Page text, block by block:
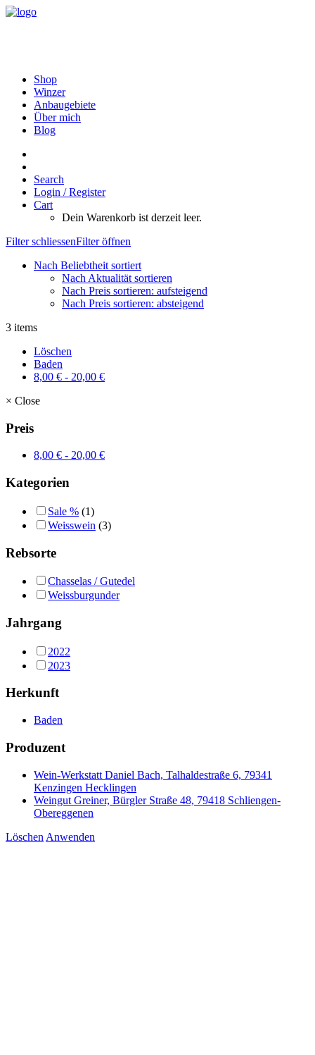
Shop
Winzer
Anbaugebiete
Über mich
Blog
Search
Login / Register
Cart
Dein Warenkorb ist derzeit leer.
Filter schliessenFilter öffnen
Nach Beliebtheit sortiert
Nach Aktualität sortieren
Nach Preis sortieren: aufsteigend
Nach Preis sortieren: absteigend
3 items
Löschen
Baden
8,00 € - 20,00 €
× Close
Preis
8,00 € - 20,00 €
Kategorien
Sale % (1)
Weisswein (3)
Rebsorte
Chasselas / Gutedel
Weissburgunder
Jahrgang
2022
2023
Herkunft
Baden
Produzent
Wein-Werkstatt Daniel Bach, Talhaldestraße 6, 79341
Kenzingen Hecklingen
Weingut Greiner, Bürgler Straße 48, 79418 Schliengen-
Obereggenen
Löschen Anwenden